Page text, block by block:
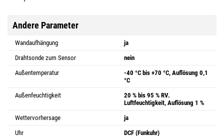
Andere Parameter
Wandaufhängung
ja
Drahtsonde zum Sensor
nein
Außentemperatur
-40 °C bis +70 °C, Auflösung 0,1
°C
Außenfeuchtigkeit
20 % bis 95 % RV.
Luftfeuchtigkeit, Auflösung 1 %
Wettervorhersage
ja
Uhr
DCF (Funkuhr)